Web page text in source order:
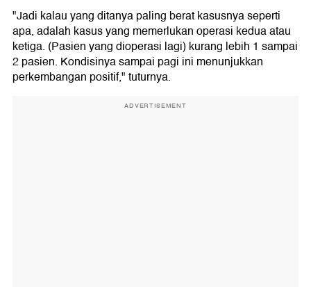
"Jadi kalau yang ditanya paling berat kasusnya seperti
apa, adalah kasus yang memerlukan operasi kedua atau
ketiga. (Pasien yang dioperasi lagi) kurang lebih 1 sampai
2 pasien. Kondisinya sampai pagi ini menunjukkan
perkembangan positif," tuturnya.
ADVERTISEMENT